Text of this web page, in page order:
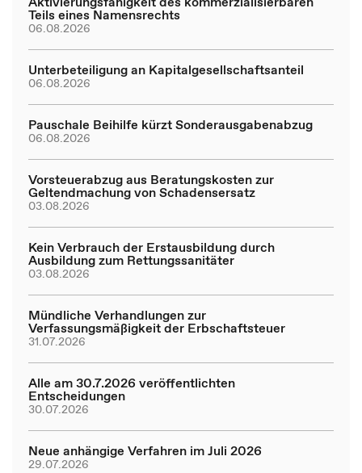
Teils eines Namensrechts
06.08.2026
Unterbeteiligung an Kapitalgesellschaftsanteil
06.08.2026
Pauschale Beihilfe kürzt Sonderausgabenabzug
06.08.2026
Vorsteuerabzug aus Beratungskosten zur
Geltendmachung von Schadensersatz
03.08.2026
Kein Verbrauch der Erstausbildung durch
Ausbildung zum Rettungssanitäter
03.08.2026
Mündliche Verhandlungen zur
Verfassungsmäßigkeit der Erbschaftsteuer
31.07.2026
Alle am 30.7.2026 veröffentlichten
Entscheidungen
30.07.2026
Neue anhängige Verfahren im Juli 2026
29.07.2026